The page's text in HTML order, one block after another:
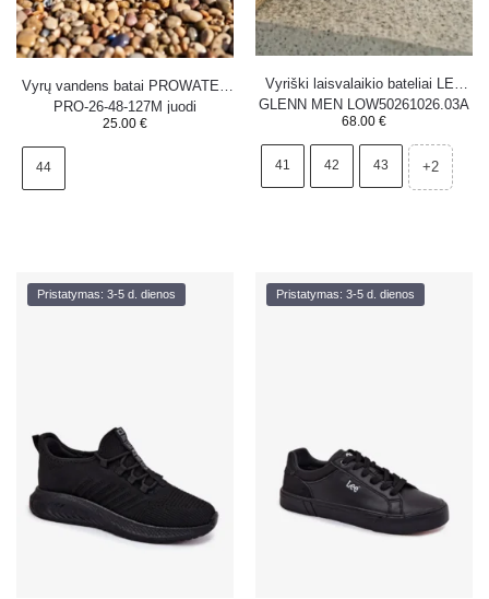
Vyrų vandens batai PROWATER
PRO-26-48-127M juodi
25.00 €
44
Vyriški laisvalaikio bateliai LEE
GLENN MEN LOW50261026.03A
balti
68.00 €
41 42 43 +2
Pristatymas: 3-5 d. dienos Pristatymas: 3-5 d. dienos